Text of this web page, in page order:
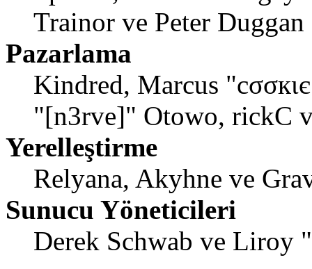
Trainor ve Peter Duggan
Pazarlama
Kindred, Marcus
"[n3rve]" Otowo, rickC
Yerelleştirme
Relyana, Akyhne ve
Sunucu Yöneticileri
Derek Schwab ve Liroy